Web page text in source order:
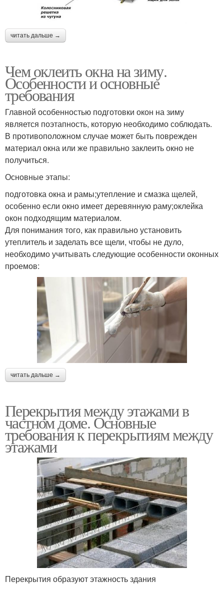
читать дальше →
Чем оклеить окна на зиму.
Особенности и основные
требования
Главной особенностью подготовки окон на зиму
является поэтапность, которую необходимо соблюдать.
В противоположном случае может быть поврежден
материал окна или же правильно заклеить окно не
получиться.
Основные этапы:
подготовка окна и рамы;утепление и смазка щелей,
особенно если окно имеет деревянную раму;оклейка
окон подходящим материалом.
Для понимания того, как правильно установить
утеплитель и заделать все щели, чтобы не дуло,
необходимо учитывать следующие особенности оконных
проемов:
читать дальше →
Перекрытия между этажами в
частном доме. Основные
требования к перекрытиям между
этажами
Перекрытия образуют этажность здания